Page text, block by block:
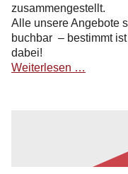
zusammengestellt.
Alle unsere Angebote
buchbar – bestimmt
dabei!
Weiterlesen …